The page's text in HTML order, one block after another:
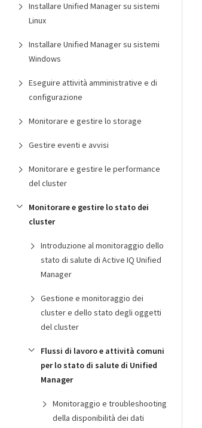
Installare Unified Manager su sistemi
Linux
Installare Unified Manager su sistemi
Windows
Eseguire attività amministrative e di
configurazione
Monitorare e gestire lo storage
Gestire eventi e avvisi
Monitorare e gestire le performance
del cluster
Monitorare e gestire lo stato dei
cluster
Introduzione al monitoraggio dello
stato di salute di Active IQ Unified
Manager
Gestione e monitoraggio dei
cluster e dello stato degli oggetti
del cluster
Flussi di lavoro e attività comuni
per lo stato di salute di Unified
Manager
Monitoraggio e troubleshooting
della disponibilità dei dati